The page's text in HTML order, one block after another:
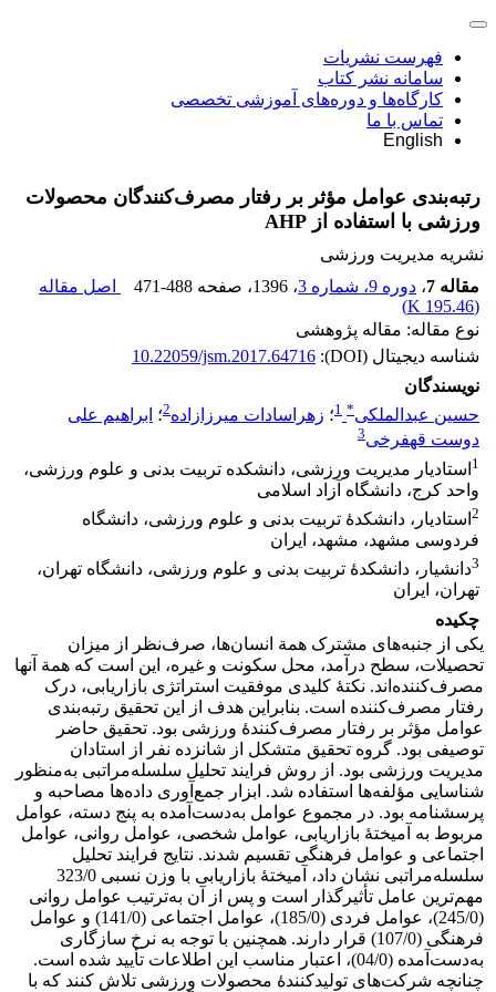
فهرست نشریات
سامانه نشر کتاب
کارگاه‌ها و دوره‌های آموزشی تخصصی
تماس با ما
English
رتبه‌بندی عوامل مؤثر بر رفتار مصرف‌کنندگان محصولات
ورزشی با استفاده از AHP
نشریه مدیریت ورزشی
مقاله 7
، دوره 9، شماره 3 ، 1396 ، صفحه 471-488
اصل مقاله
(
195.46 K
)
نوع مقاله: مقاله پژوهشی
شناسه دیجیتال (DOI):
10.22059/jsm.2017.64716
نویسندگان
حسین عبدالملکی*
1؛ زهراسادات میرزازاده2؛ ابراهیم علی
دوست قهفرخی3
1 استادیار مدیریت ورزشی، دانشکده تربیت بدنی و علوم ورزشی،
واحد کرج، دانشگاه آزاد اسلامی
2 استادیار، دانشکدۀ تربیت بدنی و علوم ورزشی، دانشگاه
فردوسی مشهد، مشهد، ایران
3دانشیار، دانشکدۀ تربیت بدنی و علوم ورزشی، دانشگاه تهران،
تهران، ایران
چکیده
یکی از جنبه‌های مشترک همة انسان‌ها، صرف‌نظر از میزان
تحصیلات، سطح درآمد، محل سکونت و غیره، این است که همة آنها
مصرف‌کننده‌اند. نکتۀ کلیدی موفقیت استراتژی بازاریابی، درک
رفتار مصرف‌کننده است. بنابراین هدف از این تحقیق رتبه‌بندی
عوامل مؤثر بر رفتار مصرف‌کنندۀ ورزشی بود. تحقیق حاضر
توصیفی بود. گروه تحقیق متشکل از شانزده نفر از استادان
مدیریت ورزشی بود. از روش فرایند تحلیل سلسله‌مراتبی به‌منظور
شناسایی مؤلفه‌ها استفاده شد. ابزار جمع‌آوری داده‌ها مصاحبه و
پرسشنامه بود. در مجموع عوامل به‌دست‌آمده به پنج دسته، عوامل
مربوط به آمیختۀ بازاریابی، عوامل شخصی، عوامل روانی، عوامل
اجتماعی و عوامل فرهنگی تقسیم شدند. نتایج فرایند تحلیل
سلسله‌مراتبی نشان داد، آمیختۀ بازاریابی با وزن نسبی 323/0
مهم‌ترین عامل تأثیرگذار است و پس از آن به‌ترتیب عوامل روانی
(245/0)، عوامل فردی (185/0)، عوامل اجتماعی (141/0) و عوامل
فرهنگی (107/0) قرار دارند. همچنین با توجه به نرخ سازگاری
به‌دست‌آمده (04/0)، اعتبار مناسب این اطلاعات تأیید شده است.
چنانچه شرکت‌های تولیدکنندۀ محصولات ورزشی تلاش کنند که با